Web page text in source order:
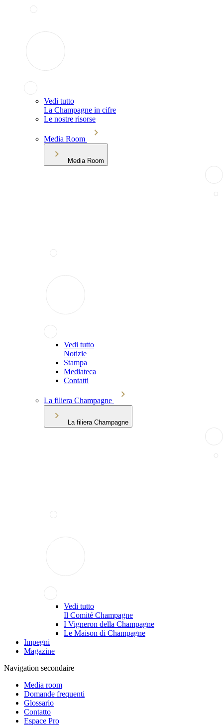
Vedi tutto
La Champagne in cifre
Le nostre risorse
Media Room
Media Room
Vedi tutto
Notizie
Stampa
Mediateca
Contatti
La filiera Champagne
La filiera Champagne
Vedi tutto
Il Comité Champagne
I Vigneron della Champagne
Le Maison di Champagne
Impegni
Magazine
Navigation secondaire
Media room
Domande frequenti
Glossario
Contatto
Espace Pro